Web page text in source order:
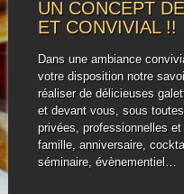
UN CONCEPT
ET CONVIVIAL !!
Dans une ambiance
votre disposition notre
réaliser de délicieuses
et devant vous, sous
privées, professionnelles
famille, anniversaire,
séminaire, évènementiel…